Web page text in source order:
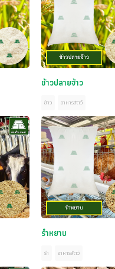
ข้าวปลายจ้าว
ข้าว อาหารสัตว์
รำหยาบ
รำ อาหารสัตว์